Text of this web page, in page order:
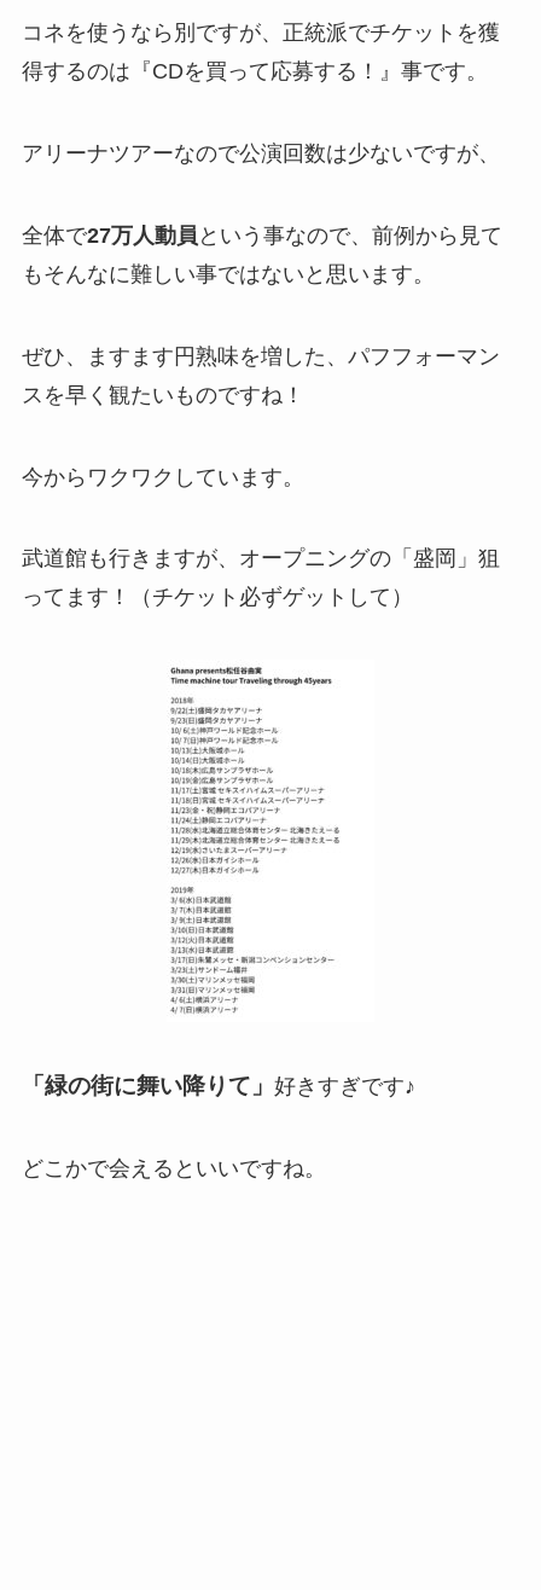
コネを使うなら別ですが、正統派でチケットを獲
得するのは『CDを買って応募する！』事です。
アリーナツアーなので公演回数は少ないですが、
全体で27万人動員 という事なので、前例から見て
もそんなに難しい事ではないと思います。
ぜひ、ますます円熟味を増した、パフフォーマン
スを早く観たいものですね！
今からワクワクしています。
武道館も行きますが、オープニングの「盛岡」狙
ってます！（チケット必ずゲットして）
「緑の街に舞い降りて」 好きすぎです♪
どこかで会えるといいですね。